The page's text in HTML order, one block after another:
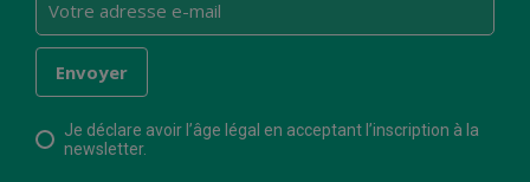
Je déclare avoir l’âge légal en acceptant l’inscription à la
newsletter.